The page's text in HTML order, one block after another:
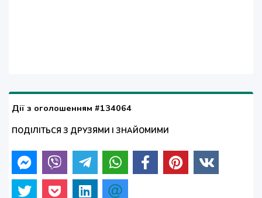
Дії з оголошенням #134064
ПОДІЛІТЬСЯ З ДРУЗЯМИ І ЗНАЙОМИМИ